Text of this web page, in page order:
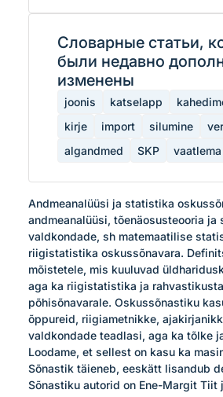
Словарные статьи,
были недавно
изменены
joonis katselapp
kirje
import silumine
algandmed
SKP vaatlema
Andmeanalüüsi ja statistika
andmeanalüüsi, tõenäosusteooria
valdkondade, sh matemaatilise
riigistatistika oskussõnavara.
mõistetele, mis kuuluvad
aga ka riigistatistika ja
põhisõnavarale. Oskussõnastiku
õppureid, riigiametnikke,
valdkondade teadlasi, aga ka tõlke
Loodame, et sellest on kasu ka
Sõnastik täieneb, eeskätt lisandub
Sõnastiku autorid on Ene-Margit Tiit